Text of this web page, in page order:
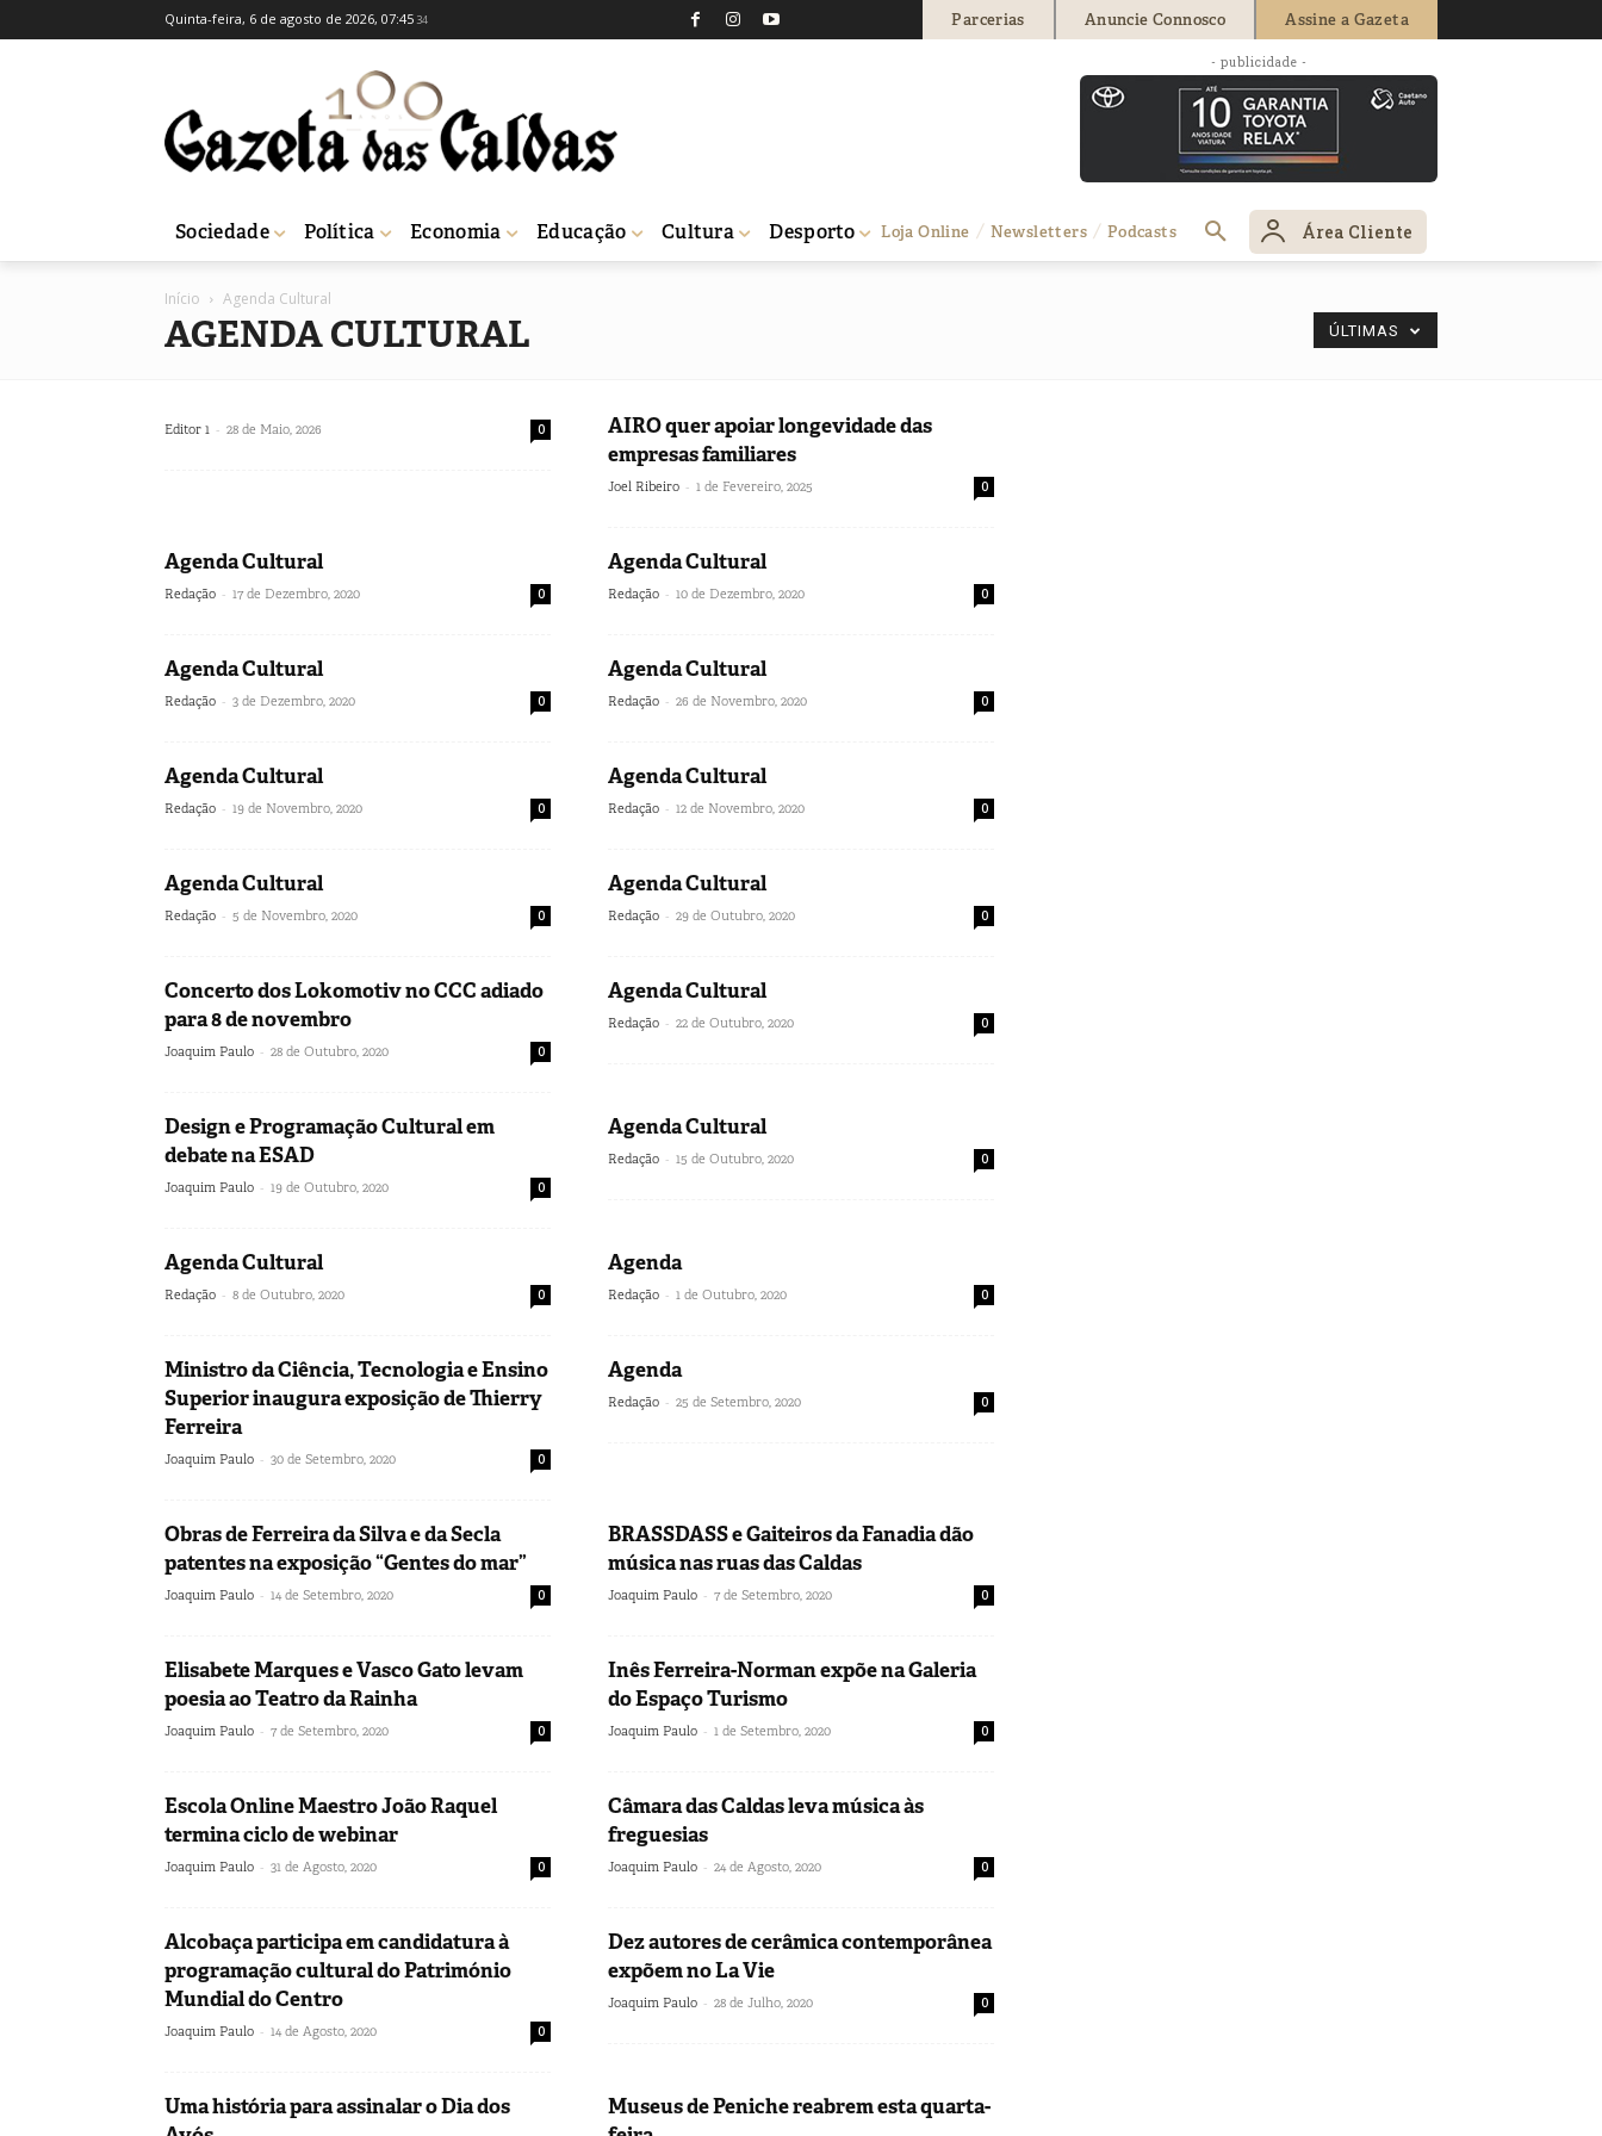
Quinta-feira, 6 de agosto de 2026, 07:45 34 Parcerias Anuncie Connosco Assine a Gazeta
- publicidade -
Sociedade Política Economia Educação Cultura Desporto Loja Online Newsletters Podcasts Área Cliente
Início Agenda Cultural
AGENDA CULTURAL ÚLTIMAS
Editor 1 - 28 de Maio, 2026 0
AIRO quer apoiar longevidade das
empresas familiares
Joel Ribeiro - 1 de Fevereiro, 2025 0
Agenda Cultural
Redação - 17 de Dezembro, 2020 0
Agenda Cultural
Redação - 10 de Dezembro, 2020 0
Agenda Cultural
Redação - 3 de Dezembro, 2020 0
Agenda Cultural
Redação - 26 de Novembro, 2020 0
Agenda Cultural
Redação - 19 de Novembro, 2020 0
Agenda Cultural
Redação - 12 de Novembro, 2020 0
Agenda Cultural
Redação - 5 de Novembro, 2020 0
Agenda Cultural
Redação - 29 de Outubro, 2020 0
Concerto dos Lokomotiv no CCC adiado
para 8 de novembro
Joaquim Paulo - 28 de Outubro, 2020 0
Agenda Cultural
Redação - 22 de Outubro, 2020 0
Design e Programação Cultural em
debate na ESAD
Joaquim Paulo - 19 de Outubro, 2020 0
Agenda Cultural
Redação - 15 de Outubro, 2020 0
Agenda Cultural
Redação - 8 de Outubro, 2020 0
Agenda
Redação - 1 de Outubro, 2020 0
Ministro da Ciência, Tecnologia e Ensino
Superior inaugura exposição de Thierry
Ferreira
Joaquim Paulo - 30 de Setembro, 2020 0
Agenda
Redação - 25 de Setembro, 2020 0
Obras de Ferreira da Silva e da Secla
patentes na exposição “Gentes do mar”
Joaquim Paulo - 14 de Setembro, 2020 0
BRASSDASS e Gaiteiros da Fanadia dão
música nas ruas das Caldas
Joaquim Paulo - 7 de Setembro, 2020 0
Elisabete Marques e Vasco Gato levam
poesia ao Teatro da Rainha
Joaquim Paulo - 7 de Setembro, 2020 0
Inês Ferreira-Norman expõe na Galeria
do Espaço Turismo
Joaquim Paulo - 1 de Setembro, 2020 0
Escola Online Maestro João Raquel
termina ciclo de webinar
Joaquim Paulo - 31 de Agosto, 2020 0
Câmara das Caldas leva música às
freguesias
Joaquim Paulo - 24 de Agosto, 2020 0
Alcobaça participa em candidatura à
programação cultural do Património
Mundial do Centro
Joaquim Paulo - 14 de Agosto, 2020 0
Dez autores de cerâmica contemporânea
expõem no La Vie
Joaquim Paulo - 28 de Julho, 2020 0
Uma história para assinalar o Dia dos
Museus de Peniche reabrem esta quarta-